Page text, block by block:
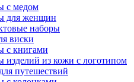
с медом
для женщин
наборы
виски
с книгами
изделий из кожи с логотипом
путешествий